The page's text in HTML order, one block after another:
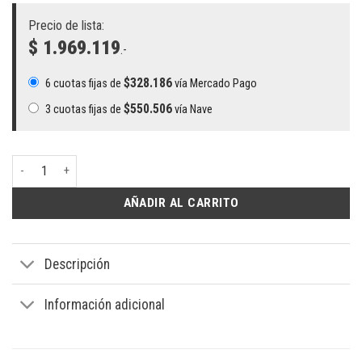
Precio de lista:
$ 1.969.119.-
6 cuotas fijas de $328.186vía Mercado Pago
3 cuotas fijas de $550.506vía Nave
Notebook HP Pavilion 15-eg0048nr | Intel i7-1165G7, 16GB RAM,
AÑADIR AL CARRITO
Descripción
Información adicional